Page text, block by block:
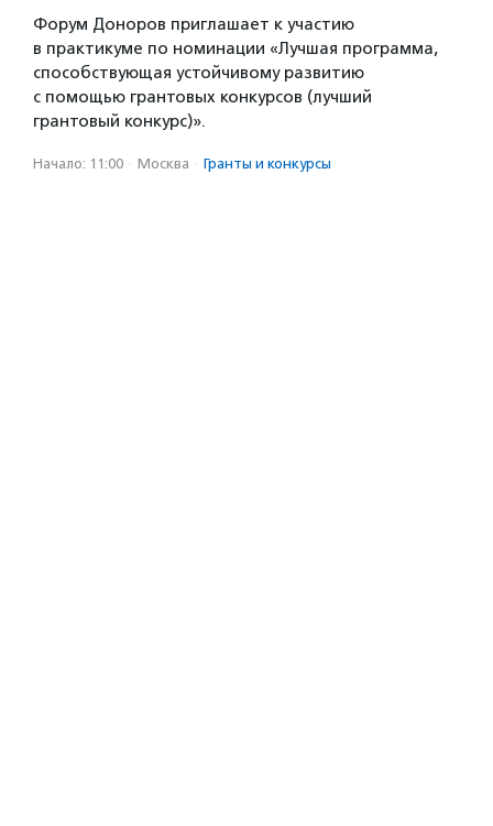
Форум Доноров приглашает к участию
в практикуме по номинации «Лучшая программа,
способствующая устойчивому развитию
с помощью грантовых конкурсов (лучший
грантовый конкурс)».
Начало: 11:00 · Москва · Гранты и конкурсы